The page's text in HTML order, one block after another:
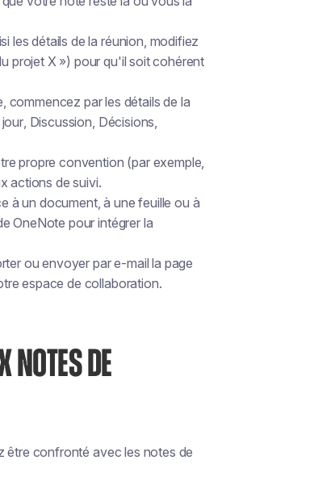
les détails de la réunion, modifiez
projet X ») pour qu'il soit cohérent
commencez par les détails de la
, Discussion, Décisions,
propre convention (par exemple,
actions de suivi.
à un document, à une feuille ou à
OneNote pour intégrer la
ou envoyer par e-mail la page
espace de collaboration.
NOTES DE
être confronté avec les notes de